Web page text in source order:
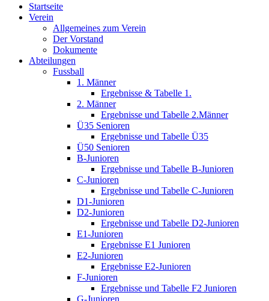
Startseite
Verein
Allgemeines zum Verein
Der Vorstand
Dokumente
Abteilungen
Fussball
1. Männer
Ergebnisse & Tabelle 1.
2. Männer
Ergebnisse und Tabelle 2.Männer
Ü35 Senioren
Ergebnisse und Tabelle Ü35
Ü50 Senioren
B-Junioren
Ergebnisse und Tabelle B-Junioren
C-Junioren
Ergebnisse und Tabelle C-Junioren
D1-Junioren
D2-Junioren
Ergebnisse und Tabelle D2-Junioren
E1-Junioren
Ergebnisse E1 Junioren
E2-Junioren
Ergebnisse E2-Junioren
F-Junioren
Ergebnisse und Tabelle F2 Junioren
G-Junioren